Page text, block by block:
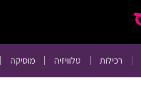
רכילות טלוויזיה מוסיקה